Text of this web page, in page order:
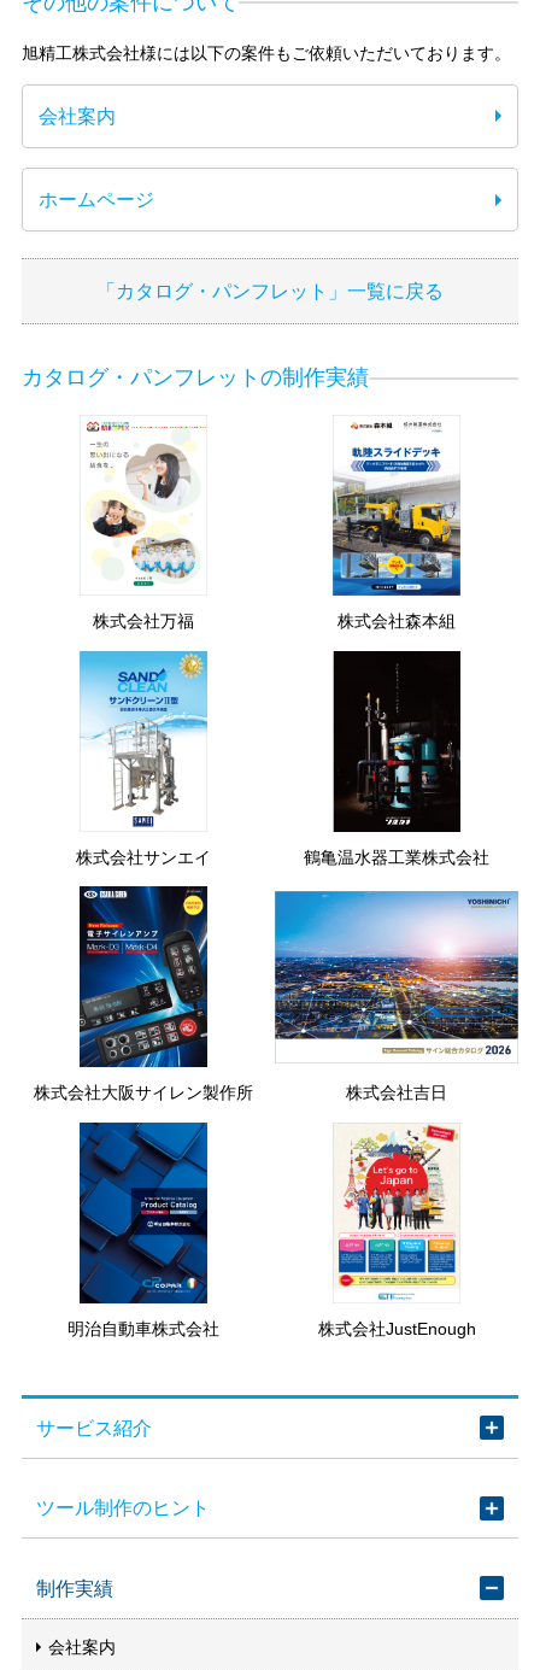
旭精工株式会社様には以下の案件もご依頼いただいております。
会社案内
ホームページ
「カタログ・パンフレット」一覧に戻る
カタログ・パンフレットの制作実績
株式会社万福 株式会社森本組
株式会社サンエイ 鶴亀温水器工業株式会社
株式会社大阪サイレン製作所 株式会社吉日
明治自動車株式会社 株式会社JustEnough
サービス紹介
ツール制作のヒント
制作実績
会社案内